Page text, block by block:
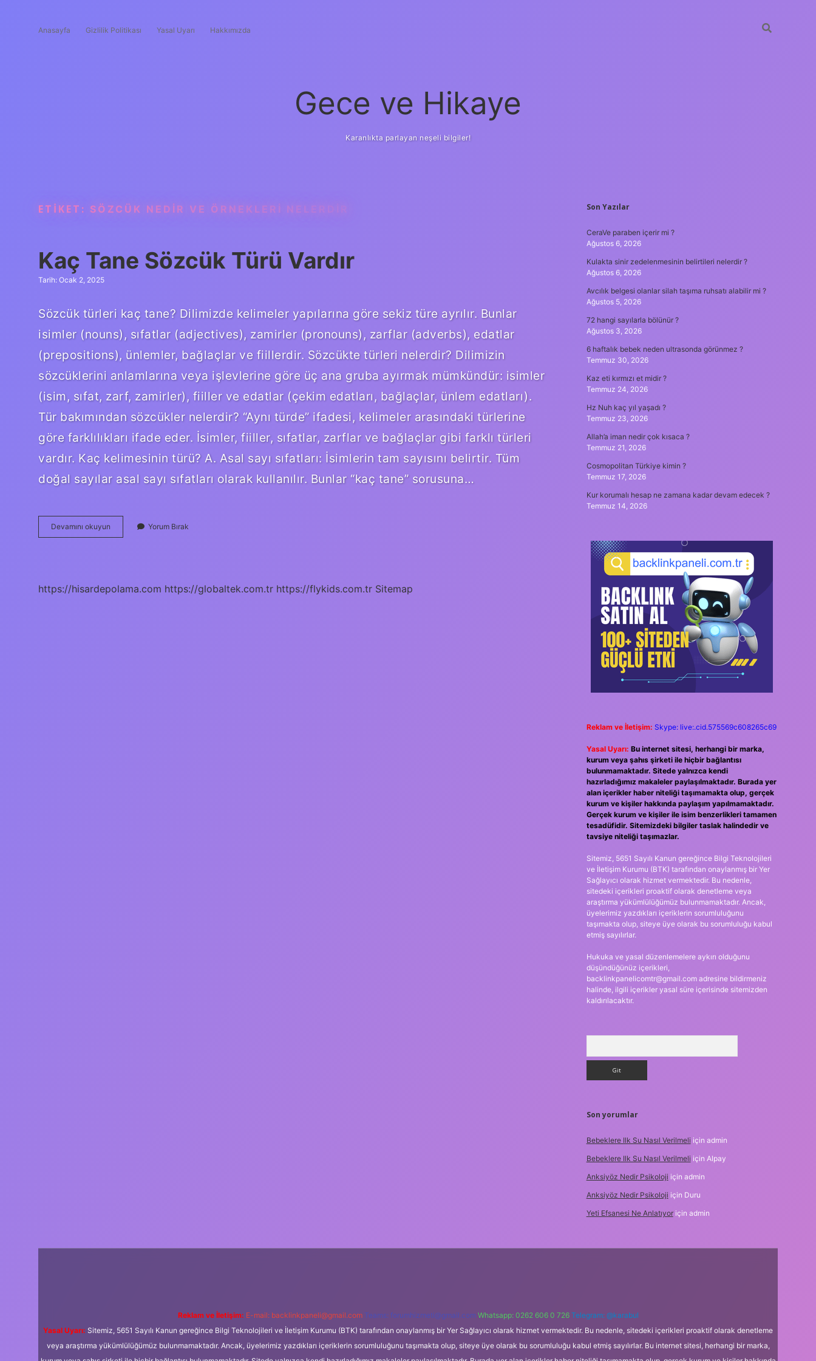
Anasayfa Gizlilik Politikası Yasal Uyarı Hakkımızda
Gece ve Hikaye
Karanlıkta parlayan neşeli bilgiler!
ETIKET: SÖZCÜK NEDIR VE ÖRNEKLERI NELERDIR
Kaç Tane Sözcük Türü Vardır
Tarih: Ocak 2, 2025
Sözcük türleri kaç tane? Dilimizde kelimeler yapılarına göre sekiz türe ayrılır. Bunlar
isimler (nouns), sıfatlar (adjectives), zamirler (pronouns), zarflar (adverbs), edatlar
(prepositions), ünlemler, bağlaçlar ve fiillerdir. Sözcükte türleri nelerdir? Dilimizin
sözcüklerini anlamlarına veya işlevlerine göre üç ana gruba ayırmak mümkündür: isimler
(isim, sıfat, zarf, zamirler), fiiller ve edatlar (çekim edatları, bağlaçlar, ünlem edatları).
Tür bakımından sözcükler nelerdir? “Aynı türde” ifadesi, kelimeler arasındaki türlerine
göre farklılıkları ifade eder. İsimler, fiiller, sıfatlar, zarflar ve bağlaçlar gibi farklı türleri
vardır. Kaç kelimesinin türü? A. Asal sayı sıfatları: İsimlerin tam sayısını belirtir. Tüm
doğal sayılar asal sayı sıfatları olarak kullanılır. Bunlar “kaç tane” sorusuna…
Devamını okuyun
Tane
Yorum Bırak
https://hisardepolama.com https://globaltek.com.tr https://flykids.com.tr Sitemap
SIDEBAR
Son Yazılar
CeraVe paraben içerir mi ?
Ağustos 6, 2026
Kulakta sinir zedelenmesinin belirtileri nelerdir ?
Ağustos 6, 2026
Avcılık belgesi olanlar silah taşıma ruhsatı alabilir mi ?
Ağustos 5, 2026
72 hangi sayılarla bölünür ?
Ağustos 3, 2026
6 haftalık bebek neden ultrasonda görünmez ?
Temmuz 30, 2026
Kaz eti kırmızı et midir ?
Temmuz 24, 2026
Hz Nuh kaç yıl yaşadı ?
Temmuz 23, 2026
Allah’a iman nedir çok kısaca ?
Temmuz 21, 2026
Cosmopolitan Türkiye kimin ?
Temmuz 17, 2026
Kur korumalı hesap ne zamana kadar devam edecek ?
Temmuz 14, 2026
Reklam ve İletişim: Skype: live:.cid.575569c608265c69
Yasal Uyarı: Bu internet sitesi, herhangi bir marka,
kurum veya şahıs şirketi ile hiçbir bağlantısı
bulunmamaktadır. Sitede yalnızca kendi
hazırladığımız makaleler paylaşılmaktadır. Burada yer
alan içerikler haber niteliği taşımamakta olup, gerçek
kurum ve kişiler hakkında paylaşım yapılmamaktadır.
Gerçek kurum ve kişiler ile isim benzerlikleri tamamen
tesadüfidir. Sitemizdeki bilgiler taslak halindedir ve
tavsiye niteliği taşımazlar.
Sitemiz, 5651 Sayılı Kanun gereğince Bilgi Teknolojileri
ve İletişim Kurumu (BTK) tarafından onaylanmış bir Yer
Sağlayıcı olarak hizmet vermektedir. Bu nedenle,
sitedeki içerikleri proaktif olarak denetleme veya
araştırma yükümlülüğümüz bulunmamaktadır. Ancak,
üyelerimiz yazdıkları içeriklerin sorumluluğunu
taşımakta olup, siteye üye olarak bu sorumluluğu kabul
etmiş sayılırlar.
Hukuka ve yasal düzenlemelere aykırı olduğunu
düşündüğünüz içerikleri,
backlinkpanelicomtr@gmail.comadresine bildirmeniz
halinde, ilgili içerikler yasal süre içerisinde sitemizden
kaldırılacaktır.
Son yorumlar
Bebeklere Ilk Su Nasıl Verilmeli için admin
Bebeklere Ilk Su Nasıl Verilmeli için Alpay
Anksiyöz Nedir Psikoloji için admin
Anksiyöz Nedir Psikoloji için Duru
Yeti Efsanesi Ne Anlatıyoriçin admin
Reklam ve İletişim: E-mail: backlinkpaneli@gmail.com Teams: forumhizmeti@gmail.com Whatsapp: 0262 606 0 726 Telegram: @karabul
Yasal Uyarı: Sitemiz, 5651 Sayılı Kanun gereğince Bilgi Teknolojileri ve İletişim Kurumu (BTK) tarafından onaylanmış bir Yer Sağlayıcı olarak hizmet vermektedir. Bu nedenle, sitedeki içerikleri proaktif olarak denetleme
veya araştırma yükümlülüğümüz bulunmamaktadır. Ancak, üyelerimiz yazdıkları içeriklerin sorumluluğunu taşımakta olup, siteye üye olarak bu sorumluluğu kabul etmiş sayılırlar. Bu internet sitesi, herhangi bir marka,